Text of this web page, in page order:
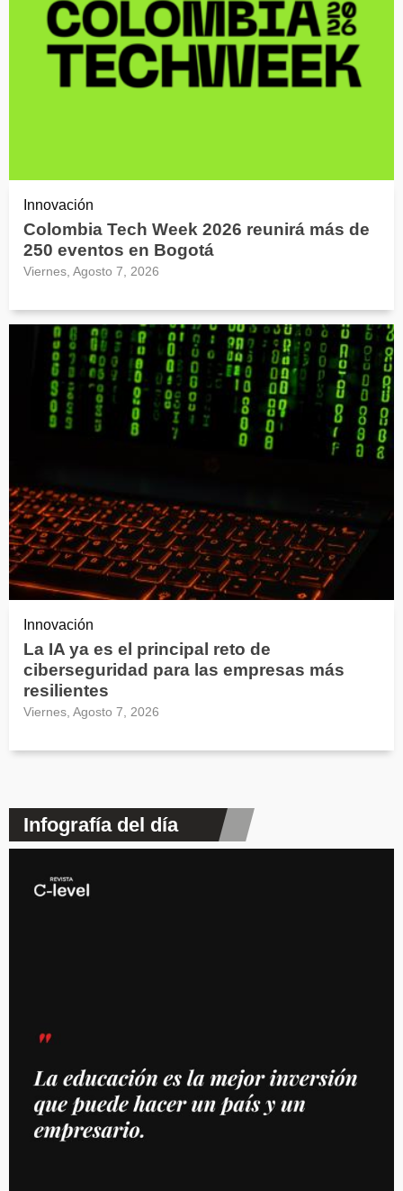
Innovación
Colombia Tech Week 2026 reunirá más de
250 eventos en Bogotá
Viernes, Agosto 7, 2026
Innovación
La IA ya es el principal reto de
ciberseguridad para las empresas más
resilientes
Viernes, Agosto 7, 2026
Infografía del día